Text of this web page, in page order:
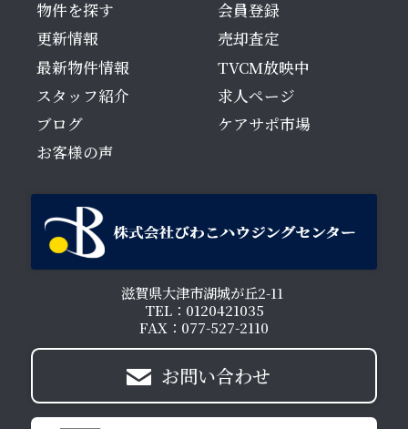
物件を探す
更新情報
最新物件情報
スタッフ紹介
ブログ
お客様の声
会員登録
売却査定
TVCM放映中
求人ページ
ケアサポ市場
滋賀県大津市湖城が丘2-11
TEL：0120421035
FAX：077-527-2110
お問い合わせ